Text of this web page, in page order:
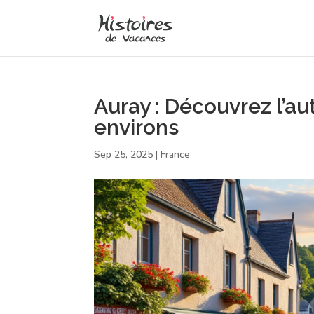
Auray : Découvrez
environs
Sep 25, 2025 |France